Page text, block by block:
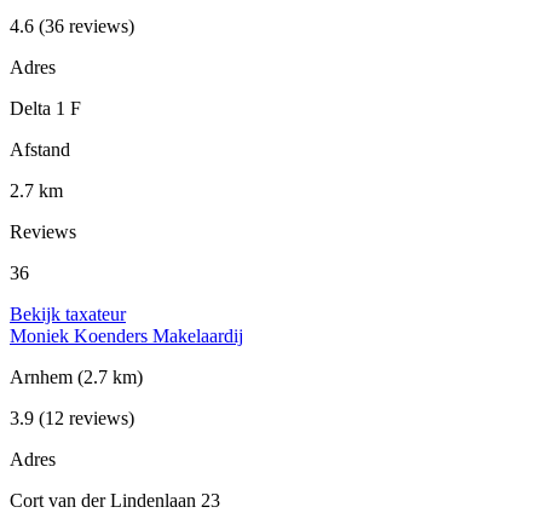
4.6 (36 reviews)
Adres
Delta 1 F
Afstand
2.7 km
Reviews
36
Bekijk taxateur
Moniek Koenders Makelaardij
Arnhem (2.7 km)
3.9 (12 reviews)
Adres
Cort van der Lindenlaan 23